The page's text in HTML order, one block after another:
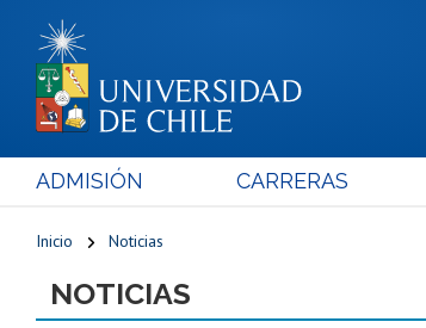
ADMISIÓN CARRERAS
Inicio Noticias
NOTICIAS